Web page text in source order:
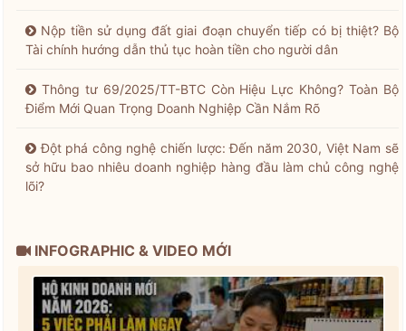
Nộp tiền sử dụng đất giai đoạn chuyển tiếp có bị thiệt? Bộ
Tài chính hướng dẫn thủ tục hoàn tiền cho người dân
Thông tư 69/2025/TT-BTC Còn Hiệu Lực Không? Toàn Bộ
Điểm Mới Quan Trọng Doanh Nghiệp Cần Nắm Rõ
Đột phá công nghệ chiến lược: Đến năm 2030, Việt Nam sẽ
sở hữu bao nhiêu doanh nghiệp hàng đầu làm chủ công nghệ
lõi?
INFOGRAPHIC & VIDEO MỚI